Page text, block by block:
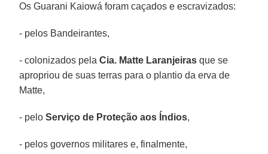
Os Guarani Kaiowá foram caçados e escravizados:
- pelos Bandeirantes,
- colonizados pelaCia. Matte Laranjeiras que se
apropriou de suas terras para o plantio da erva de
Matte,
- peloServiço de Proteção aos Índios,
- pelos governos militares e, finalmente,